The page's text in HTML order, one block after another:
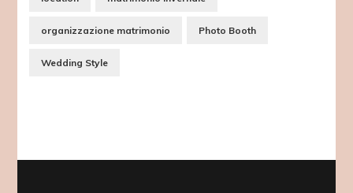
organizzazione matrimonio Photo Booth
Wedding Style